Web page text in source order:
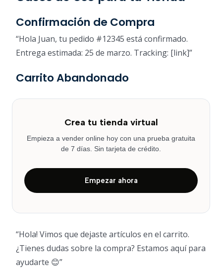
Confirmación de Compra
“Hola Juan, tu pedido #12345 está confirmado.
Entrega estimada: 25 de marzo. Tracking: [link]”
Carrito Abandonado
Crea tu tienda virtual
Empieza a vender online hoy con una prueba gratuita
de 7 días. Sin tarjeta de crédito.
Empezar ahora
“Hola! Vimos que dejaste artículos en el carrito.
¿Tienes dudas sobre la compra? Estamos aquí para
ayudarte 😊”